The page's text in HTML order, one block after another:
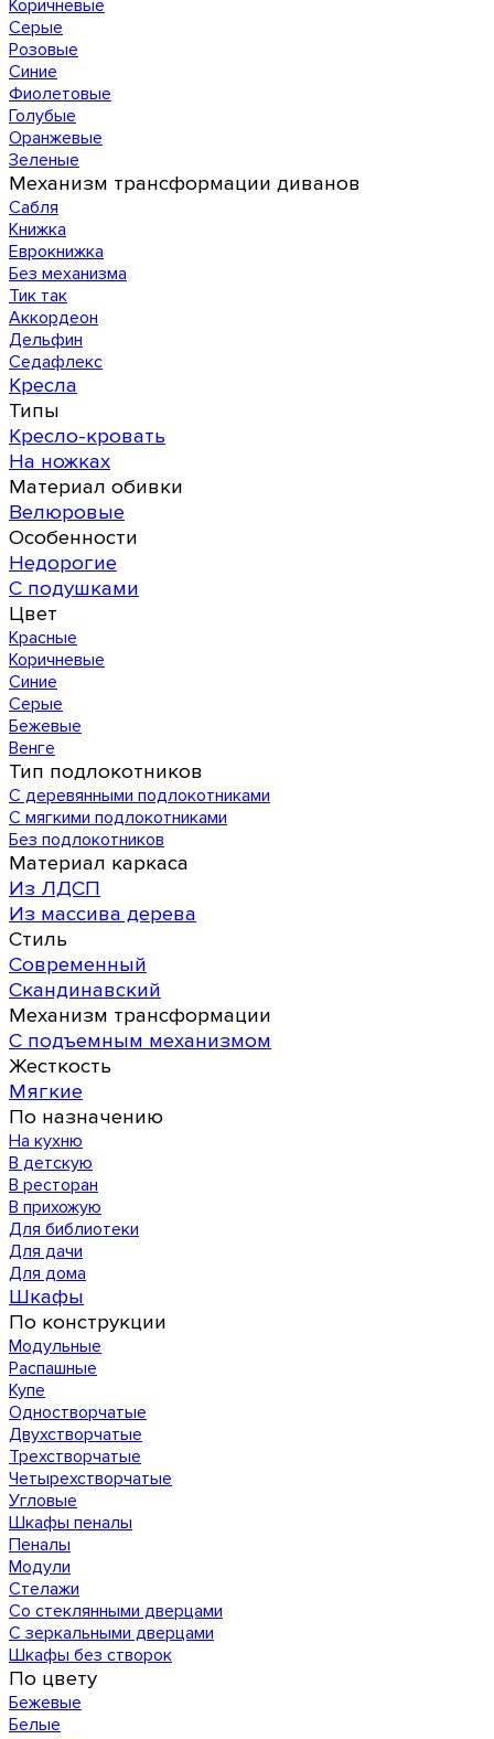
Коричневые
Серые
Розовые
Синие
Фиолетовые
Голубые
Оранжевые
Зеленые
Механизм трансформации диванов
Сабля
Книжка
Еврокнижка
Без механизма
Тик так
Аккордеон
Дельфин
Седафлекс
Кресла
Типы
Кресло-кровать
На ножках
Материал обивки
Велюровые
Особенности
Недорогие
С подушками
Цвет
Красные
Коричневые
Синие
Серые
Бежевые
Венге
Тип подлокотников
С деревянными подлокотниками
С мягкими подлокотниками
Без подлокотников
Материал каркаса
Из ЛДСП
Из массива дерева
Стиль
Современный
Скандинавский
Механизм трансформации
С подъемным механизмом
Жесткость
Мягкие
По назначению
На кухню
В детскую
В ресторан
В прихожую
Для библиотеки
Для дачи
Для дома
Шкафы
По конструкции
Модульные
Распашные
Купе
Одностворчатые
Двухстворчатые
Трехстворчатые
Четырехстворчатые
Угловые
Шкафы пеналы
Пеналы
Модули
Стелажи
Со стеклянными дверцами
С зеркальными дверцами
Шкафы без створок
По цвету
Бежевые
Белые